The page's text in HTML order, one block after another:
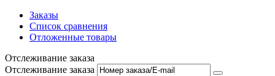
Заказы
Список сравнения
Отложенные товары
Отслеживание заказа
Отслеживание заказа